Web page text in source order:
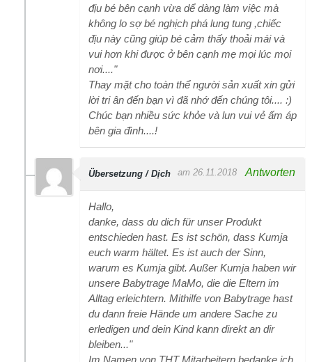
địu bé bên cạnh vừa dể dàng làm việc mà
không lo sợ bé nghịch phá lung tung ,chiếc
địu này cũng giúp bé cảm thấy thoải mái và
vui hơn khi được ở bên cạnh mẹ mọi lúc mọi
nơi...."
Thay mặt cho toàn thể người sản xuất xin gửi
lời tri ân đến bạn vì đã nhớ đến chúng tôi.... :)
Chúc bạn nhiều sức khỏe và lun vui vẻ ấm áp
bên gia đình....!
Übersetzung / Dịch am 26.11.2018 Antworten
Hallo,
danke, dass du dich für unser Produkt
entschieden hast. Es ist schön, dass Kumja
euch warm hältet. Es ist auch der Sinn,
warum es Kumja gibt. Außer Kumja haben wir
unsere Babytrage MaMo, die die Eltern im
Alltag erleichtern. Mithilfe von Babytrage hast
du dann freie Hände um andere Sache zu
erledigen und dein Kind kann direkt an dir
bleiben..."